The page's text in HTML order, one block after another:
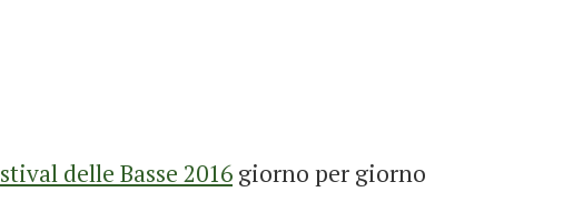
delle Basse 2016 giorno per giorno